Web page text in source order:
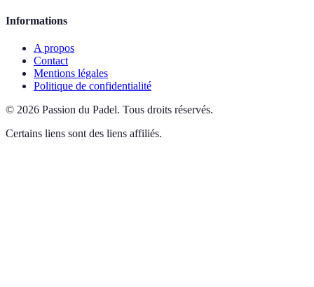
Informations
A propos
Contact
Mentions légales
Politique de confidentialité
© 2026 Passion du Padel. Tous droits réservés.
Certains liens sont des liens affiliés.